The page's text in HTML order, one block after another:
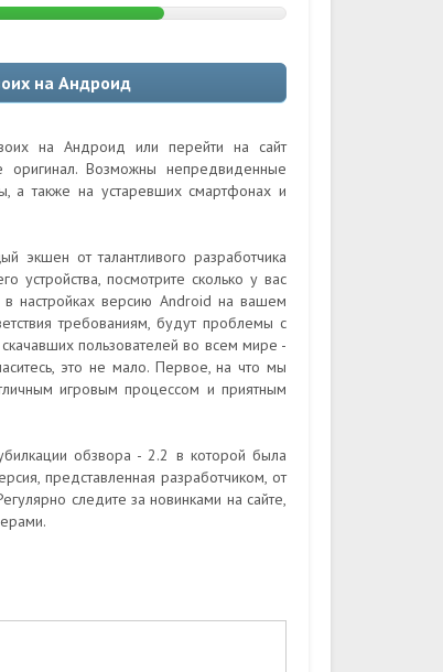
на Андроид
на Андроид или перейти на сайт
оригинал. Возможны непредвиденные
а также на устаревших смартфонах и
от талантливого разработчика
устройства, посмотрите сколько у вас
настройках версию Android на вашем
требованиям, будут проблемы с
пользователей во всем мире -
это не мало. Первое, на что мы
игровым процессом и приятным
обзвора - 2.2 в которой была
представленная разработчиком, от
следите за новинками на сайте,